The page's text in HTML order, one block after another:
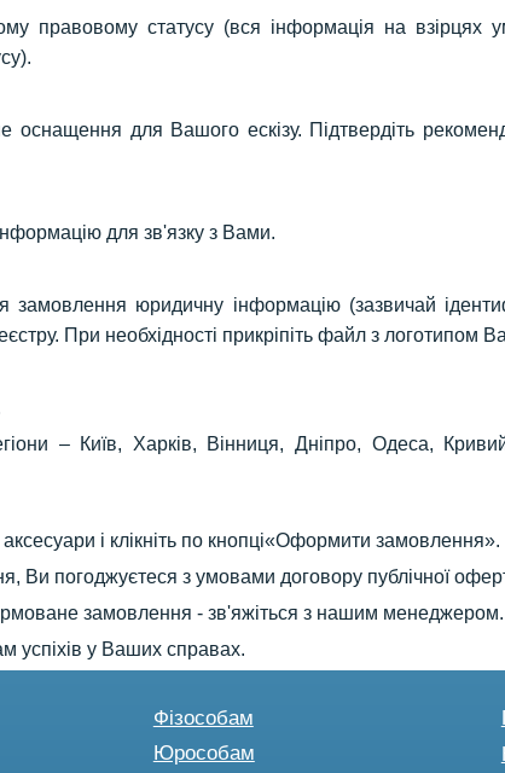
правовому статусу (вся інформація на
для Вашого ескізу. Підтвердіть
для зв'язку з Вами.
замовлення юридичну інформацію (зазвичай
При необхідності прикріпіть файл з логотипом
– Київ, Харків, Вінниця, Дніпро, Одеса,
аксесуари і клікніть по кнопці«Оформити замовлення».
Ви погоджуєтеся з умовами договору публічної
замовлення - зв'яжіться з нашим менеджером.
успіхів у Ваших справах.
Фізособам
Юрособам